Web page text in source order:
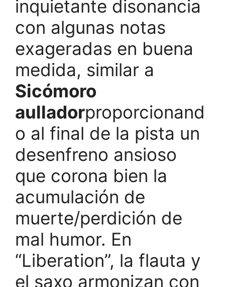
inquietante disonancia
con algunas notas
exageradas en buena
medida, similar a
Sicómoro
aulladorproporcionand
o al final de la pista un
desenfreno ansioso
que corona bien la
acumulación de
muerte/perdición de
mal humor. En
“Liberation”, la flauta y
el saxo armonizan con